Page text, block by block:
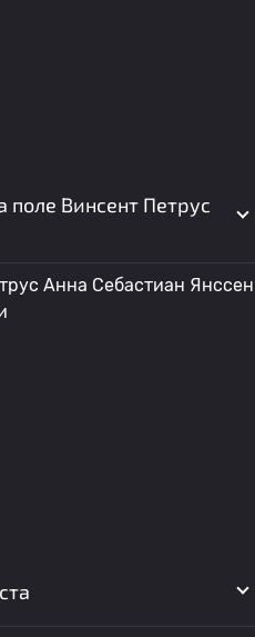
поле Винсент Петрус
Анна Себастиан Янссен